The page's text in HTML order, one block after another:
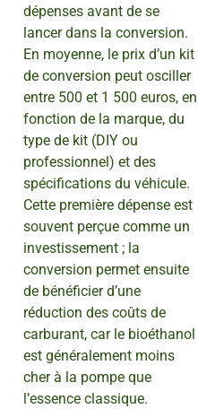
dépenses avant de se
lancer dans la conversion.
En moyenne, le prix d’un kit
de conversion peut osciller
entre 500 et 1 500 euros, en
fonction de la marque, du
type de kit (DIY ou
professionnel) et des
spécifications du véhicule.
Cette première dépense est
souvent perçue comme un
investissement ; la
conversion permet ensuite
de bénéficier d’une
réduction des coûts de
carburant, car le bioéthanol
est généralement moins
cher à la pompe que
l’essence classique.